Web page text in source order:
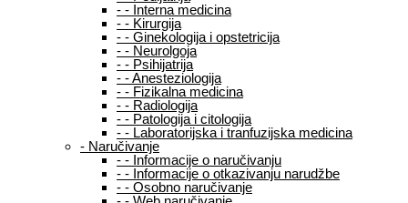
- - Interna medicina
- - Kirurgija
- - Ginekologija i opstetricija
- - Neurolgoja
- - Psihijatrija
- -Anesteziologija
- - Fizikalna medicina
- - Radiologija
- - Patologija i citologija
- - Laboratorijska i tranfuzijska medicina
- Naručivanje
- - Informacije o naručivanju
- - Informacije o otkazivanju narudžbe
- - Osobno naručivanje